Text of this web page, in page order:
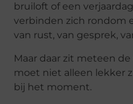
bruiloft of een
verbinden zich rondom
van rust, van gesprek,
Maar daar zit meteen
moet niet alleen lekker
bij het moment.